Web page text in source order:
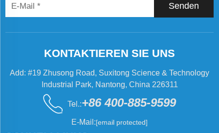
Senden
KONTAKTIEREN SIE UNS
Add: #19 Zhusong Road, Suxitong Science & Technology
Industrial Park, Nantong, China 226311
Tel.:+86 400-885-9599
E-Mail:[email protected]